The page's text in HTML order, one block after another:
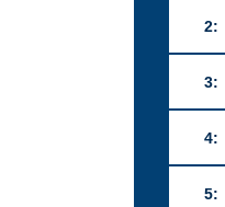
2:
3:
4:
5: